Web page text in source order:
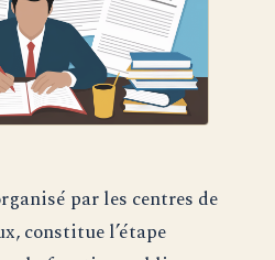
par les centres de
constitue l’étape